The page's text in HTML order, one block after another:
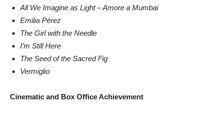
All We Imagine as Light – Amore a Mumbai
Emilia Pérez
The Girl with the Needle
I’m Still Here
The Seed of the Sacred Fig
Vermiglio
Cinematic and Box Office Achievement